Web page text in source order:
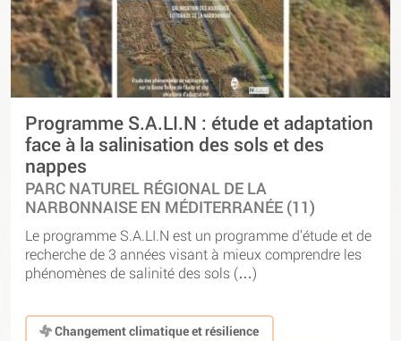
Programme S.A.LI.N : étude et adaptation
face à la salinisation des sols et des
nappes
PARC NATUREL RÉGIONAL DE LA
NARBONNAISE EN MÉDITERRANÉE (11)
Le programme S.A.LI.N est un programme d’étude et de
recherche de 3 années visant à mieux comprendre les
phénomènes de salinité des sols (…)
Changement climatique et résilience